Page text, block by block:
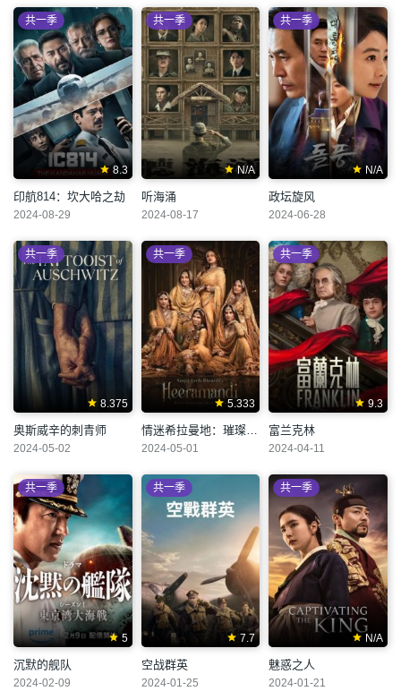
8.3
共一季
印航814：坎大哈之劫
2024-08-29
N/A
共一季
听海涌
2024-08-17
N/A
共一季
政坛旋风
2024-06-28
8.375
共一季
奥斯威辛的刺青师
2024-05-02
5.333
共一季
情迷希拉曼地：璀璨名姝
2024-05-01
9.3
共一季
富兰克林
2024-04-11
5
共一季
沉默的舰队
2024-02-09
7.7
共一季
空战群英
2024-01-25
N/A
共一季
魅惑之人
2024-01-21